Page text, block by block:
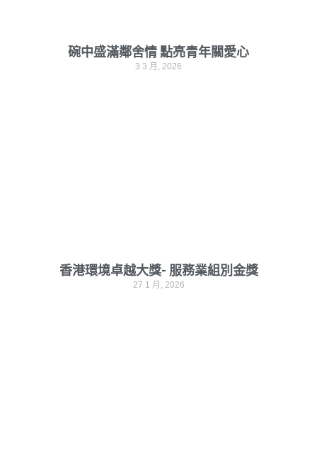
碗中盛滿鄰舍情 點亮青年關愛心
3 3 月, 2026
香港環境卓越大獎- 服務業組別金獎
27 1 月, 2026